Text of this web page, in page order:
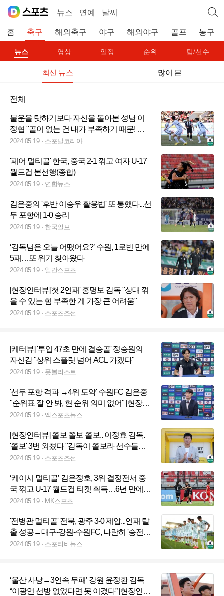
뉴스 연예 날씨
홈 축구 해외축구 야구 해외야구 골프 농구
뉴스 영상 일정 순위 팀/선수
최신 뉴스 많이 본
전체
불운을 탓하기보다 자신을 돌아본 성남 이
정협 "골이 없는 건 내가 부족하기 때문! 더
잘할 수 있도록 훈련 때 노력하겠다"
2024.05.19. 스포탈코리아
'페어 멀티골' 한국, 중국 2-1 꺾고 여자 U-17
월드컵 본선행(종합)
2024.05.19. 연합뉴스
김은중의 '후반 이승우 활용법' 또 통했다...선
두 포항에 1-0 승리
2024.05.19. 한국일보
‘감독님은 오늘 어땠어요?’ 수원, 1로빈 만에
5패…또 위기 찾아왔다
2024.05.19. 일간스포츠
[현장인터뷰]'첫 2연패' 홍명보 감독 "상대 꺾
을 수 있는 힘 부족한 게 가장 큰 어려움"
2024.05.19. 스포츠조선
[케터뷰] '투입 47초 만에 결승골' 정승원의
자신감 "상위 스플릿 넘어 ACL 가겠다"
2024.05.19. 풋볼리스트
'선두 포항 격파 →4위 도약' 수원FC 김은중
"순위표 잘 안 봐, 현 순위 의미 없어" [현장인
터뷰]
2024.05.19. 엑스포츠뉴스
[현장인터뷰] 쫄보 쫄보 쫄보.. 이정효 감독.
'쫄보' 3번 외쳤다 "감독이 쫄보라 선수들한
테 미안합니다"
2024.05.19. 스포츠조선
‘케이시 멀티골’ 김은정호, 3위 결정전서 중
국 꺾고 U-17 월드컵 티켓 획득…6년 만에
성과
2024.05.19. MK스포츠
'전병관 멀티골' 전북, 광주 3-0 제압...연패 탈
출 성공→대구-강원-수원FC, 나란히 '승전
보' (종합)
2024.05.19. 스포티비뉴스
‘울산 사냥→3연속 무패’ 강원 윤정환 감독
“이광연 선방 없었다면 못 이겼다” [현장인터